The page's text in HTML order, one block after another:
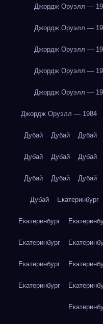
Джордж Оруэлл —
Джордж Оруэлл —
Джордж Оруэлл —
Джордж Оруэлл —
Джордж Оруэлл —
Джордж Оруэлл — 1984
Дубай Дубай Дубай
Дубай Дубай Дубай
Дубай Дубай Дубай
Дубай Екатеринбург
Екатеринбург
Екатеринбург
Екатеринбург
Екатеринбург